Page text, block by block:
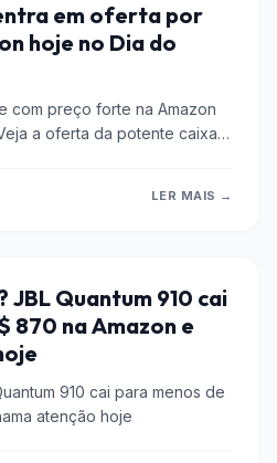
em oferta por
hoje no Dia do
com preço forte na Amazon
a oferta da potente caixa
LER MAIS →
JBL Quantum 910 cai
870 na Amazon e
910 cai para menos de
atenção hoje